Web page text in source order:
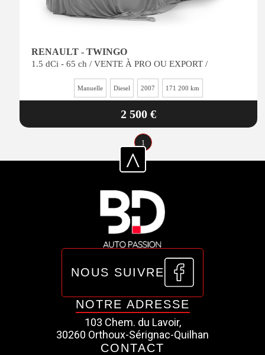
RENAULT - TWINGO
1.5 dCi - 65 ch / VENTE À PRO OU EXPORT /
Manuelle Diesel 2007 171 200 km
2 500 €
1
^
NOUS SUIVRE
NOTRE ADRESSE
103 Chem. du Lavoir,
30260 Orthoux-Sérignac-Quilhan
CONTACT